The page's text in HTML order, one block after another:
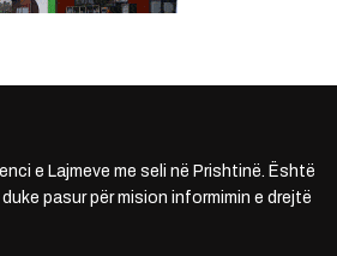
e Lajmeve me seli në Prishtinë. Është
pasur për mision informimin e drejtë